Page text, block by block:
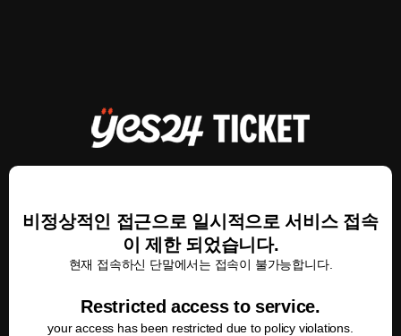
비정상적인 접근으로 일시적으로 서비스 접속
이 제한 되었습니다.
현재 접속하신 단말에서는 접속이 불가능합니다.
Restricted access to service.
your access has been restricted due to policy violations.